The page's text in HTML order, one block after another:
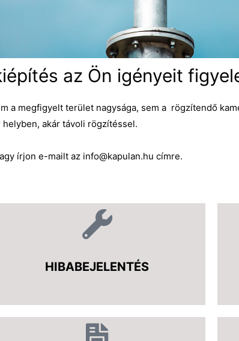
az Ön igényeit
a megfigyelt terület nagysága, sem a rögzítendő
akár távoli rögzítéssel.
írjon e-mailt az info@kapulan.hu címre.
HIBABEJELENTÉS